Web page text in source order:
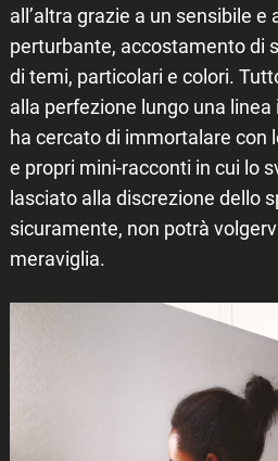
all’altra grazie a un sensibile
perturbante, accostamento di
di temi, particolari e colori.
alla perfezione lungo una linea
ha cercato di immortalare con
e propri mini-racconti in cui lo
lasciato alla discrezione dello
sicuramente, non potrà
meraviglia.